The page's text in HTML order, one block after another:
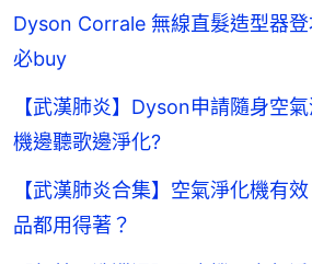
Dyson Corrale 無線直髮造型器
必buy
【武漢肺炎】Dyson申請隨身空
機邊聽歌邊淨化?
【武漢肺炎合集】空氣淨化機有
品都用得著？